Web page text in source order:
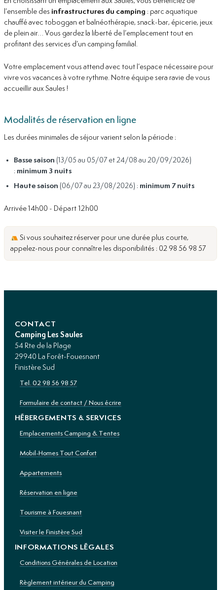
l’ensemble des infrastructures du camping : parc aquatique
chauffé avec toboggan et balnéothérapie, snack-bar, épicerie, jeux
de plein air… Vous gardez la liberté de l’emplacement tout en
profitant des services d’un camping familial.
Votre emplacement vous attend avec tout l’espace nécessaire pour
vivre vos vacances à votre rythme. Notre équipe sera ravie de vous
accueillir aux Saules !
Modalités de réservation en ligne
Les durées minimales de séjour varient selon la période :
Basse saison (13/05 au 05/07 et 24/08 au 20/09/2026)
: minimum 3 nuits
Haute saison (06/07 au 23/08/2026) : minimum 7 nuits
Arrivée 14h00 - Départ 12h00
Si vous souhaitez réserver pour une durée plus courte,
appelez-nous pour connaître les disponibilités : 02 98 56 98 57
CONTACT
Camping Les Saules
54 Rte de la Plage
29940 La Forêt-Fouesnant
Finistère Sud
Tel. 02 98 56 98 57
Formulaire de contact / Nous écrire
HÉBERGEMENTS & SERVICES
Emplacements Camping & Tentes
Mobil-Homes Tout Confort
Appartements
Réservation en ligne
Tourisme à Fouesnant
Visiter le Finistère Sud
INFORMATIONS LÉGALES
Conditions Générales de Location
Règlement intérieur du Camping